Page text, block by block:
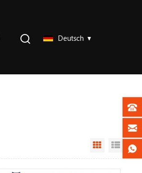
Deutsch
Grid View
List